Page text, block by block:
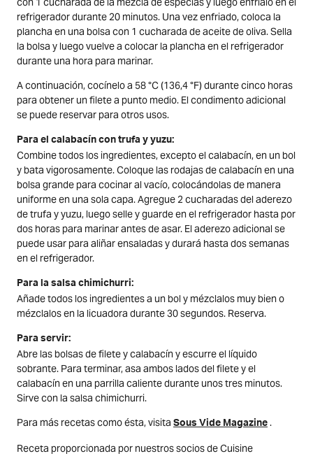
refrigerador durante 20 minutos. Una vez enfriado, coloca la
plancha en una bolsa con 1 cucharada de aceite de oliva. Sella
la bolsa y luego vuelve a colocar la plancha en el refrigerador
durante una hora para marinar.
A continuación, cocínelo a 58 °C (136,4 °F) durante cinco horas
para obtener un filete a punto medio. El condimento adicional
se puede reservar para otros usos.
Para el calabacín con trufa y yuzu:
Combine todos los ingredientes, excepto el calabacín, en un bol
y bata vigorosamente. Coloque las rodajas de calabacín en una
bolsa grande para cocinar al vacío, colocándolas de manera
uniforme en una sola capa. Agregue 2 cucharadas del aderezo
de trufa y yuzu, luego selle y guarde en el refrigerador hasta por
dos horas para marinar antes de asar. El aderezo adicional se
puede usar para aliñar ensaladas y durará hasta dos semanas
en el refrigerador.
Para la salsa chimichurri:
Añade todos los ingredientes a un bol y mézclalos muy bien o
mézclalos en la licuadora durante 30 segundos. Reserva.
Para servir:
Abre las bolsas de filete y calabacín y escurre el líquido
sobrante. Para terminar, asa ambos lados del filete y el
calabacín en una parrilla caliente durante unos tres minutos.
Sirve con la salsa chimichurri.
Para más recetas como ésta, visita Sous Vide Magazine .
Receta proporcionada por nuestros socios de Cuisine